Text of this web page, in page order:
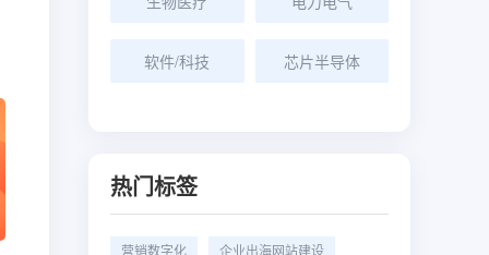
软件/科技 芯片半导体
热门标签
营销数字化 企业出海网站建设